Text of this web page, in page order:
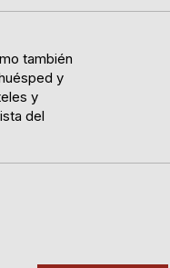
también
y
y
del